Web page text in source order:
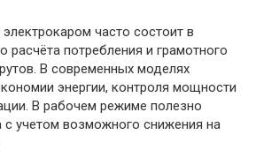
часто состоит в
расчёта потребления и грамотного
В современных моделях
энергии, контроля мощности
В рабочем режиме полезно
с учетом возможного снижения на